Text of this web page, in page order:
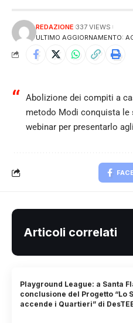
ULTIMO AGGIORNAMENTO:
REDAZIONE 337 VIEWS
Abolizione dei compiti a
metodo Modi conquista le
webinar per presentarlo
Articoli correlati
Playground League: a Santa
conclusione del Progetto “Lo
accende i Quartieri” di